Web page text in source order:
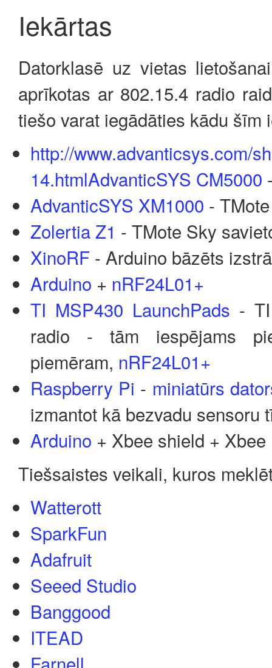
Iekārtas
Datorklasē uz vietas
aprīkotas ar 802.15.4 radio
tiešo varat iegādāties kādu šīm
http://www.advanticsys.com/
14.htmlAdvanticSYS CM5000
AdvanticSYS XM1000 -
Zolertia Z1 - TMote Sky
XinoRF - Arduino bāzēts
Arduino + nRF24L01+
TI MSP430 LaunchPads -
radio - tām iespējams
piemēram, nRF24L01+
Raspberry Pi - miniatūrs
izmantot kā bezvadu sensoru
Arduino + Xbee shield + Xbee
Tiešsaistes veikali, kuros
Watterott
SparkFun
Adafruit
Seeed Studio
Banggood
ITEAD